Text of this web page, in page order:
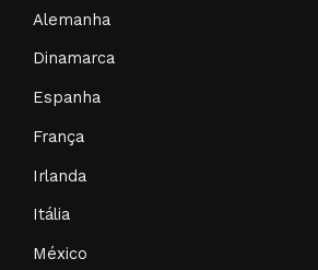
Alemanha
Dinamarca
Espanha
França
Irlanda
Itália
México